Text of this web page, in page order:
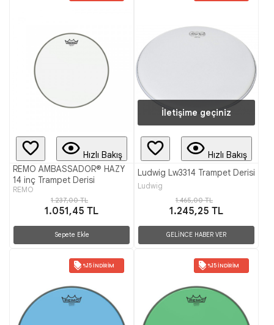
Hızlı Bakış
REMO AMBASSADOR® HAZY
14 inç Trampet Derisi
REMO
1.237,00 TL
1.051,45 TL
Sepete Ekle
İletişime geçiniz
Hızlı Bakış
Ludwig Lw3314 Trampet Derisi
Ludwig
1.465,00 TL
1.245,25 TL
GELİNCE HABER VER
%15 İNDIRIM %15 İNDIRIM